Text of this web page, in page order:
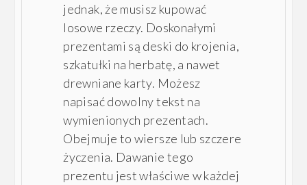
jednak, że musisz kupować
losowe rzeczy. Doskonałymi
prezentami są deski do krojenia,
szkatułki na herbatę, a nawet
drewniane karty. Możesz
napisać dowolny tekst na
wymienionych prezentach.
Obejmuje to wiersze lub szczere
życzenia. Dawanie tego
prezentu jest właściwe w każdej